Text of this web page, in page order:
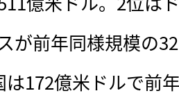
が前年同様規模の
は172億米ドルで前